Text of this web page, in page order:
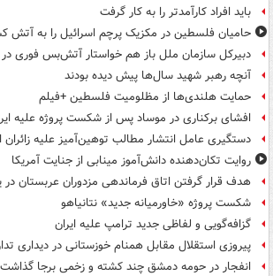
باید افراد کارآمدتر را به کار گرفت
حامیان فلسطین در مکزیک پرچم اسرائیل را به آتش
دبیرکل سازمان ملل باز هم خواستار آتش‌بس فوری در
آنچه رهبر شهید سال‌ها پیش دیده بودند
حمایت هلندی‌ها از مظلومیت فلسطین +فیلم
افشای برکناری در موساد پس از شکست پروژه علیه
دستگیری عامل انتشار مطالب توهین‌آمیز علیه
روایت تکان‌دهنده دانش‌آموز مینابی از جنایت آمریکا
هدف قرار گرفتن اتاق‌ فرماندهی مزدوران عربستان در
شکست پروژه «خاورمیانه جدید» نتانیاهو
گزافه‌گویی و لفاظی جدید ترامپ علیه ایران
پیروزی استقلال مقابل همنام خوزستانی در دیداری
انفجار در حومه دمشق چند کشته و زخمی برجا گذاشت